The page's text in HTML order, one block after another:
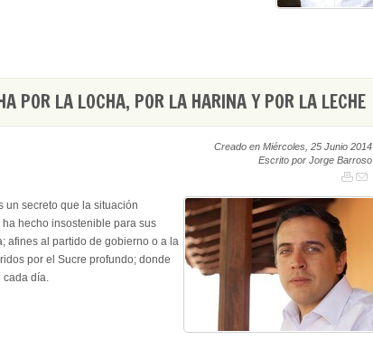
POR LA LOCHA, POR LA HARINA Y POR LA LECHE
Creado en Miércoles, 25 Junio 2014
Escrito por Jorge Barroso
un secreto que la situación
hecho insostenible para sus
afines al partido de gobierno o a la
por el Sucre profundo; donde
cada día.